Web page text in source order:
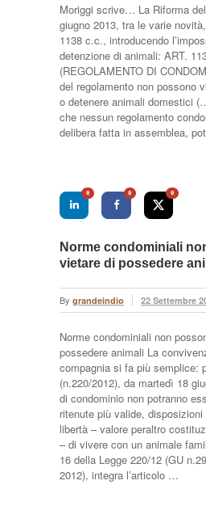
Moriggi scrive… La Riforma
giugno 2013, tra le varie
1138 c.c., introducendo
detenzione di animali: ART.
(REGOLAMENTO DI
del regolamento non possono
o detenere animali domestici
che nessun regolamento
delibera fatta in assemblea,
0 0 0
Norme condominiali
vietare di possedere
By grandeindio 22 Settembre
Norme condominiali non
possedere animali La
compagnia si fa più semplice:
(n.220/2012), da martedì 18
di condominio non potranno
ritenute più valide,
libertà – valore peraltro
– di vivere con un animale
16 della Legge 220/12 (GU
2012), integra l’articolo …